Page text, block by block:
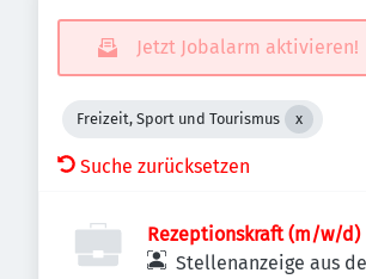
Jetzt Jobalarm aktivieren!
Freizeit, Sport und Tourismus
Suche zurücksetzen
Rezeptionskraft (m/w/d)
Stellenanzeige aus